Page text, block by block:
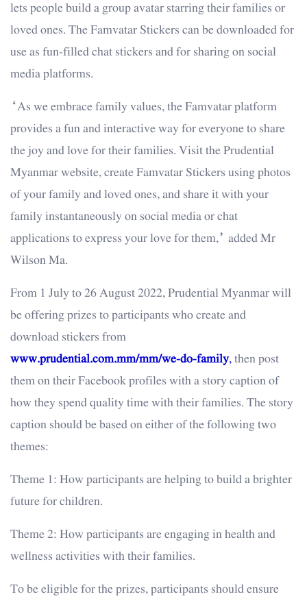
lets people build a group avatar starring their families or
loved ones. The Famvatar Stickers can be downloaded for
use as fun-filled chat stickers and for sharing on social
media platforms.
“As we embrace family values, the Famvatar platform
provides a fun and interactive way for everyone to share
the joy and love for their families. Visit the Prudential
Myanmar website, create Famvatar Stickers using photos
of your family and loved ones, and share it with your
family instantaneously on social media or chat
applications to express your love for them,” added Mr
Wilson Ma.
From 1 July to 26 August 2022, Prudential Myanmar will
be offering prizes to participants who create and
download stickers from
www.prudential.com.mm/mm/we-do-family,then post
them on their Facebook profiles with a story caption of
how they spend quality time with their families. The story
caption should be based on either of the following two
themes:
Theme 1: How participants are helping to build a brighter
future for children.
Theme 2: How participants are engaging in health and
wellness activities with their families.
To be eligible for the prizes, participants should ensure